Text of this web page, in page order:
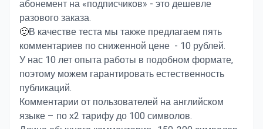
абонемент на «подписчиков» - это дешевле
разового заказа.
🙂В качестве теста мы также предлагаем пять
комментариев по сниженной цене - 10 рублей.
У нас 10 лет опыта работы в подобном формате,
поэтому можем гарантировать естественность
публикаций.
Комментарии от пользователей на английском
языке – по х2 тарифу до 100 символов.